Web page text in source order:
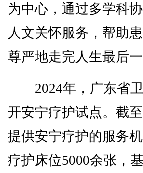
为中心，通过多学科
人文关怀服务，帮助
尊严地走完人生最后一
2024年，广东省卫
开安宁疗护试点。截
提供安宁疗护的服务
疗护床位5000余张，